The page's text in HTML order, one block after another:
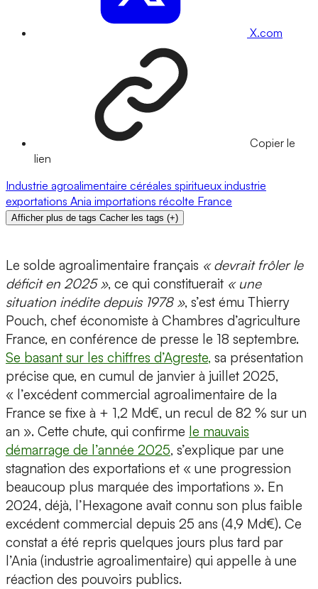
X.com
Copier le
lien
Industrie agroalimentaire céréales spiritueux industrie
exportations Ania importations récolte France
Afficher plus de tags Cacher les tags (+)
Le solde agroalimentaire français « devrait frôler le
déficit en 2025 », ce qui constituerait « une
situation inédite depuis 1978 », s’est ému Thierry
Pouch, chef économiste à Chambres d’agriculture
France, en conférence de presse le 18 septembre.
Se basant sur les chiffres d’Agreste, sa présentation
précise que, en cumul de janvier à juillet 2025,
« l’excédent commercial agroalimentaire de la
France se fixe à + 1,2 Md€, un recul de 82 % sur un
an ». Cette chute, qui confirme le mauvais
démarrage de l’année 2025, s’explique par une
stagnation des exportations et « une progression
beaucoup plus marquée des importations ». En
2024, déjà, l’Hexagone avait connu son plus faible
excédent commercial depuis 25 ans (4,9 Md€). Ce
constat a été repris quelques jours plus tard par
l’Ania (industrie agroalimentaire) qui appelle à une
réaction des pouvoirs publics.